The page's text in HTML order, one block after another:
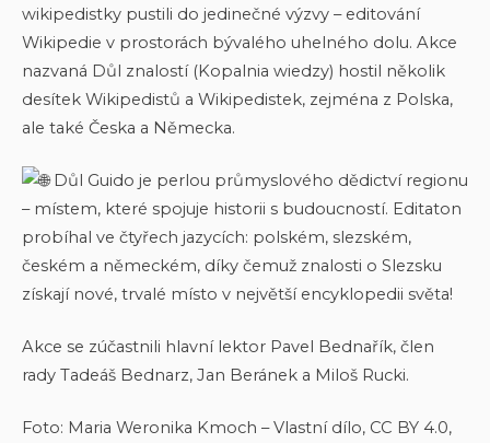
wikipedistky pustili do jedinečné výzvy – editování
Wikipedie v prostorách bývalého uhelného dolu. Akce
nazvaná Důl znalostí (Kopalnia wiedzy) hostil několik
desítek Wikipedistů a Wikipedistek, zejména z Polska,
ale také Česka a Německa.
Důl Guido je perlou průmyslového dědictví regionu
– místem, které spojuje historii s budoucností. Editaton
probíhal ve čtyřech jazycích: polském, slezském,
českém a německém, díky čemuž znalosti o Slezsku
získají nové, trvalé místo v největší encyklopedii světa!
Akce se zúčastnili hlavní lektor Pavel Bednařík, člen
rady Tadeáš Bednarz, Jan Beránek a Miloš Rucki.
Foto: Maria Weronika Kmoch – Vlastní dílo, CC BY 4.0,